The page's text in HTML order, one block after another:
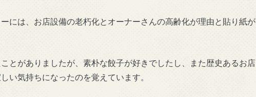
には、お店設備の老朽化とオーナーさんの高齢化が理由と貼り紙が
とがありましたが、素朴な餃子が好きでしたし、また歴史あるお店
い気持ちになったのを覚えています。